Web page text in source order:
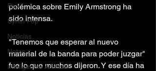
Pop
Synth Pop
Noticias
Notas
Inteligencia Artificial
polémica sobre Emily Armstrong ha
sido intensa.
"Tenemos que esperar al nuevo
material de la banda para poder juzgar"
fue lo que muchos dijeron. Y ese día ha